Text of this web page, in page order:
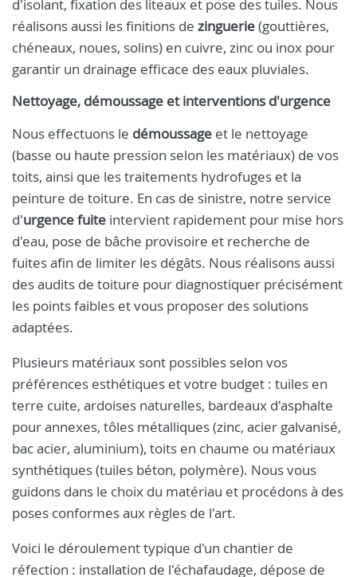
d'isolant, fixation des liteaux et pose des tuiles. Nous
réalisons aussi les finitions de zinguerie(gouttières,
chéneaux, noues, solins) en cuivre, zinc ou inox pour
garantir un drainage efficace des eaux pluviales.
Nettoyage, démoussage et interventions d'urgence
Nous effectuons le démoussage et le nettoyage
(basse ou haute pression selon les matériaux) de vos
toits, ainsi que les traitements hydrofuges et la
peinture de toiture. En cas de sinistre, notre service
d'urgence fuite intervient rapidement pour mise hors
d'eau, pose de bâche provisoire et recherche de
fuites afin de limiter les dégâts. Nous réalisons aussi
des audits de toiture pour diagnostiquer précisément
les points faibles et vous proposer des solutions
adaptées.
Plusieurs matériaux sont possibles selon vos
préférences esthétiques et votre budget : tuiles en
terre cuite, ardoises naturelles, bardeaux d'asphalte
pour annexes, tôles métalliques (zinc, acier galvanisé,
bac acier, aluminium), toits en chaume ou matériaux
synthétiques (tuiles béton, polymère). Nous vous
guidons dans le choix du matériau et procédons à des
poses conformes aux règles de l'art.
Voici le déroulement typique d'un chantier de
réfection : installation de l'échafaudage, dépose de